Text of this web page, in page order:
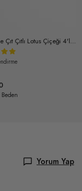
Lastikli ve Çıt Çıtlı Lotus Çiçeği 4'lü Kız Çocuk Toka Seti
Yorum Yap